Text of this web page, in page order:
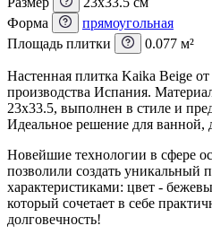
Форма
прямоугольная
Площадь плитки
0.077 м²
Настенная плитка Kaika Beige
производства Испания.
23x33.5, выполнен в стиле и
Идеальное решение для ванной,
Новейшие технологии в сфере
позволили создать уникальный
характеристиками: цвет -
который сочетает в себе
долговечность!